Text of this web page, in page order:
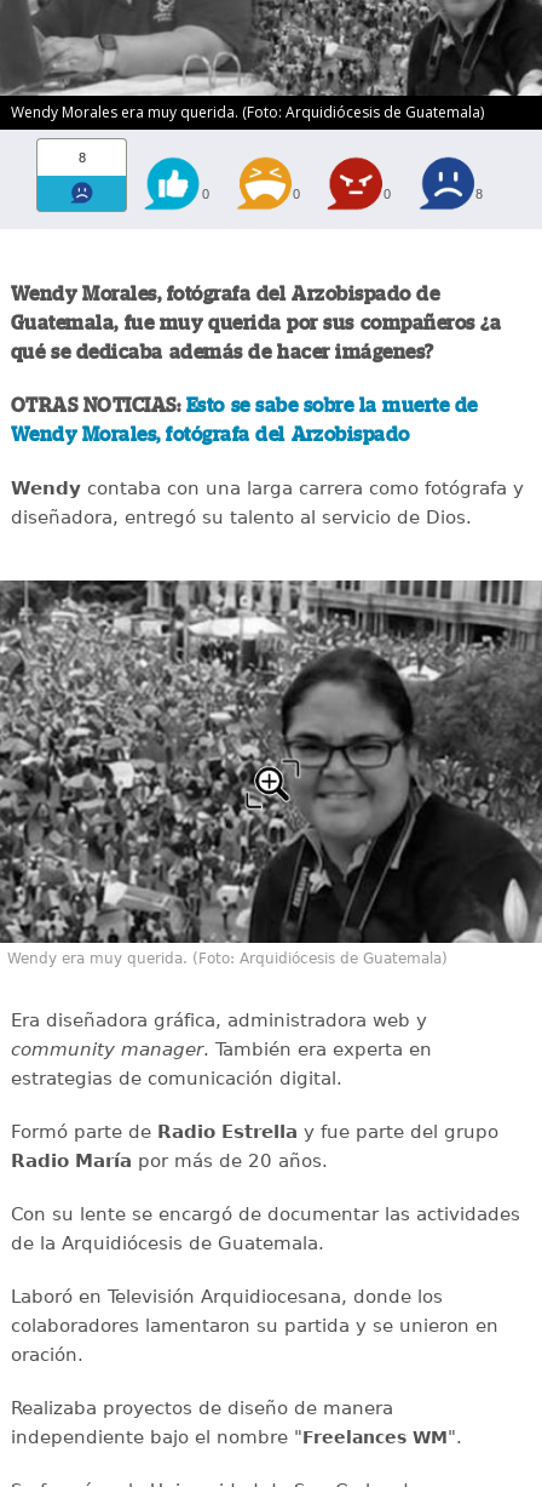
Wendy Morales era muy querida. (Foto: Arquidiócesis de Guatemala)
8
0 0 0 8
Wendy Morales, fotógrafa del Arzobispado de
Guatemala, fue muy querida por sus compañeros ¿a
qué se dedicaba además de hacer imágenes?
OTRAS NOTICIAS: Esto se sabe sobre la muerte de
Wendy Morales, fotógrafa del Arzobispado
Wendycontaba con una larga carrera como fotógrafa y
diseñadora, entregó su talento al servicio de Dios.
Wendy era muy querida. (Foto: Arquidiócesis de Guatemala)
Era diseñadora gráfica, administradora web y
community manager. También era experta en
estrategias de comunicación digital.
Formó parte de Radio Estrella y fue parte del grupo
Radio María por más de 20 años.
Con su lente se encargó de documentar las actividades
de la Arquidiócesis de Guatemala.
Laboró en Televisión Arquidiocesana, donde los
colaboradores lamentaron su partida y se unieron en
oración.
Realizaba proyectos de diseño de manera
independiente bajo el nombre "Freelances WM".